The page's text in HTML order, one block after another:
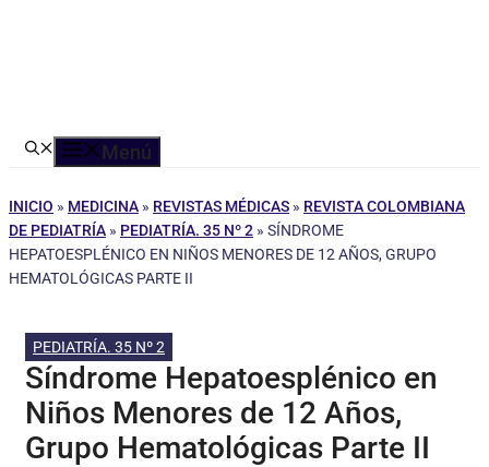
Menú
INICIO » MEDICINA » REVISTAS MÉDICAS » REVISTA COLOMBIANA
DE PEDIATRÍA » PEDIATRÍA. 35 Nº 2 » SÍNDROME
HEPATOESPLÉNICO EN NIÑOS MENORES DE 12 AÑOS, GRUPO
HEMATOLÓGICAS PARTE II
PEDIATRÍA. 35 Nº 2
Síndrome Hepatoesplénico en
Niños Menores de 12 Años,
Grupo Hematológicas Parte II